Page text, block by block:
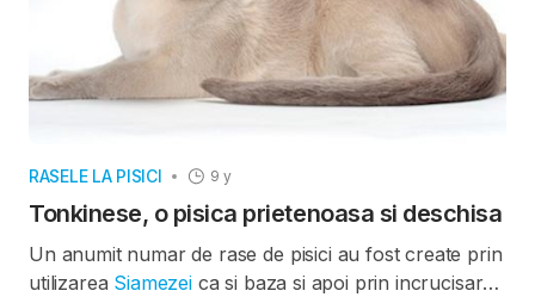
RASELE LA PISICI 9 y
Tonkinese, o pisica prietenoasa si deschisa
Un anumit numar de rase de pisici au fost create prin
utilizarea Siamezei ca si baza si apoi prin incrucisarea